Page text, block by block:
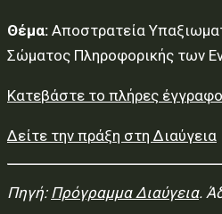
Θέμα: Αποστρατεία
Σώματος Πληροφορικής των
Κατεβάστε το πλήρες
Δείτε την πράξη στη Διαύγεια
Πηγή: Πρόγραμμα Διαύγεια.